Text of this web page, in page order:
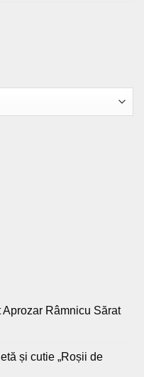
Râmnicu Sărat
și cutie „Roșii de